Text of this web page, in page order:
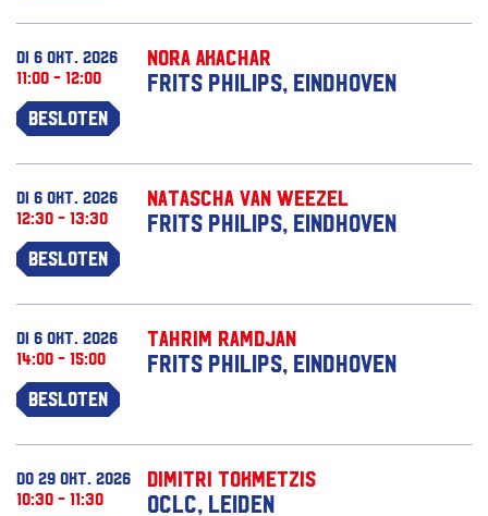
Nora Akachar
Frits Philips, Eindhoven
di 6 okt. 2026
11:00 - 12:00
Besloten
Natascha van Weezel
Frits Philips, Eindhoven
di 6 okt. 2026
12:30 - 13:30
Besloten
Tahrim Ramdjan
Frits Philips, Eindhoven
di 6 okt. 2026
14:00 - 15:00
Besloten
Dimitri Tokmetzis
OCLC, leiden
do 29 okt. 2026
10:30 - 11:30